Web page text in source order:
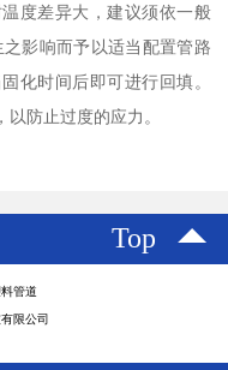
度差异大，建议须依一般
影响而予以适当配置管路
化时间后即可进行回填。
防止过度的应力。
Top
管道
限公司